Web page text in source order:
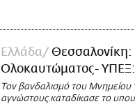
Ελλάδα
Θεσσαλονίκη:
Ολοκαυτώματος-
Τον βανδαλισμό του
αγνώστους καταδίκασε το